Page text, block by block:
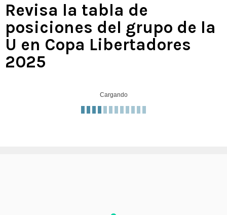
Revisa la tabla de
posiciones del grupo de la
U en Copa Libertadores
2025
Cargando